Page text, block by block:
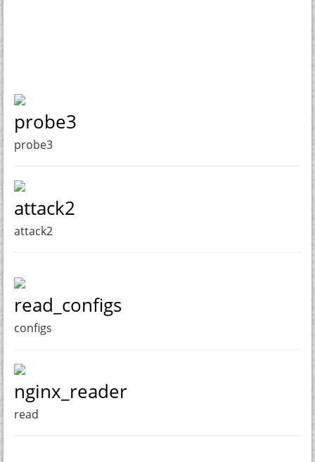
probe3
probe3
attack2
attack2
read_configs
configs
nginx_reader
read